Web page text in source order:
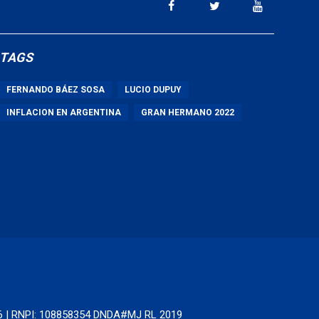
TAGS
FERNANDO BÁEZ SOSA LUCIO DUPUY
INFLACION EN ARGENTINA GRAN HERMANO 2022
RNPI: 108858354 DNDA#MJ RL 2019